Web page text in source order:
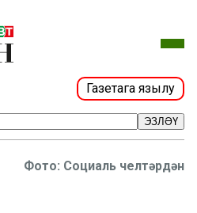
Газетага язылу
ЭЗЛӘҮ
Фото: Социаль челтәрдән